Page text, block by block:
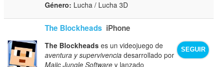
Género: Lucha / Lucha 3D
The Blockheads iPhone
SEGUIR
The Blockheads es un videojuego de
aventura y supervivencia desarrollado por
Majic Jungle Software y lanzado